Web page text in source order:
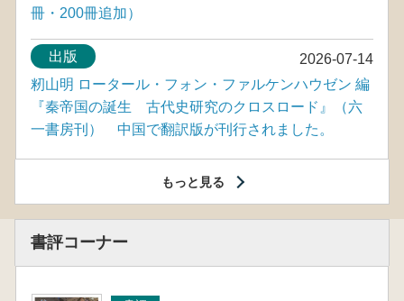
冊・200冊追加）
2026-07-14
出版
籾山明 ロータール・フォン・ファルケンハウゼン 編
『秦帝国の誕生 古代史研究のクロスロード』（六
一書房刊） 中国で翻訳版が刊行されました。
もっと見る
書評コーナー